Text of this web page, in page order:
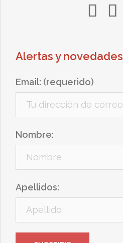
Alertas y novedades
Email: (requerido)
Nombre:
Apellidos: